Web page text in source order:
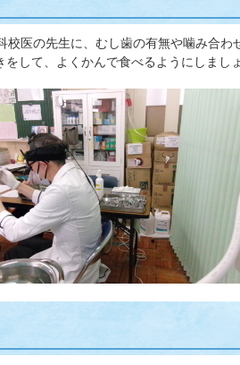
医の先生に、むし歯の有無や噛み合
して、よくかんで食べるようにしましょ